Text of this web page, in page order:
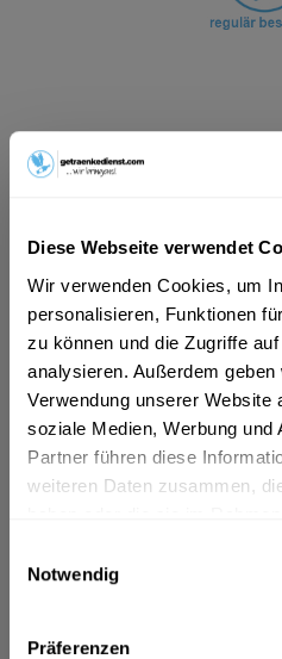
Diese Webseite verwendet
Wir verwenden Cookies, um
personalisieren, Funktionen
zu können und die Zugriffe
analysieren. Außerdem
Verwendung unserer Website
soziale Medien, Werbung und
Partner führen diese
weiteren Daten zusammen,
Notwendig
Präferenzen
ab 79,79 € *
inkl. MwSt.ggf. zzgl.
MEHRWEG
+30,00 € Pfand
In den Warenkorb
Artikel-Nr.:
26618
Verfügbar in:
mehr
Zutaten und Allergene